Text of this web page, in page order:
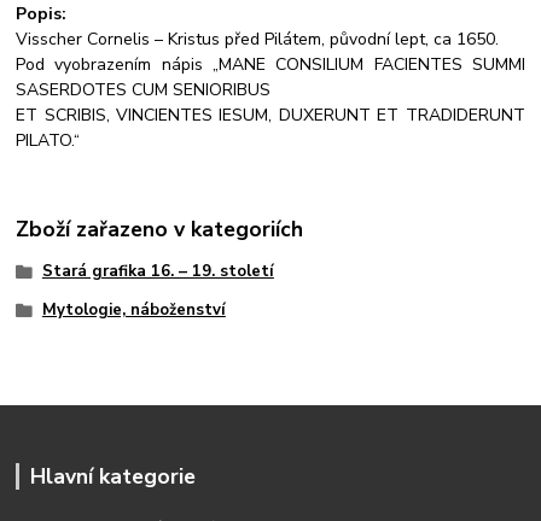
Popis:
Visscher Cornelis – Kristus před Pilátem, původní lept, ca 1650.
Pod vyobrazením nápis „MANE CONSILIUM FACIENTES SUMMI
SASERDOTES CUM SENIORIBUS
ET SCRIBIS, VINCIENTES IESUM, DUXERUNT ET TRADIDERUNT
PILATO.“
Zboží zařazeno v kategoriích
Stará grafika 16. – 19. století
Mytologie, náboženství
Hlavní kategorie